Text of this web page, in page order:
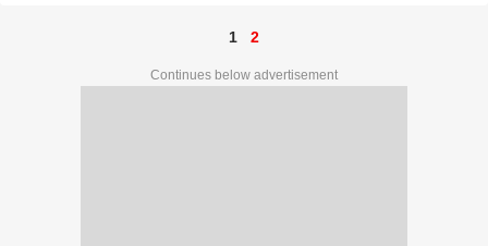
1 2
Continues below advertisement